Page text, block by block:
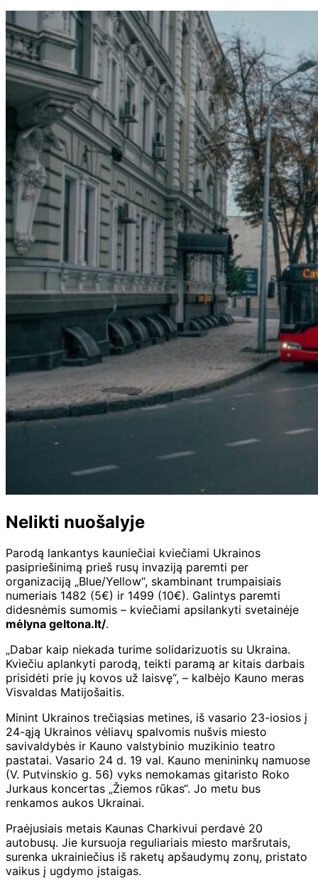
Nelikti nuošalyje
Parodą lankantys kauniečiai kviečiami Ukrainos
pasipriešinimą prieš rusų invaziją paremti per
organizaciją „Blue/Yellow“, skambinant trumpaisiais
numeriais 1482 (5€) ir 1499 (10€). Galintys paremti
didesnėmis sumomis – kviečiami apsilankyti svetainėje
mėlyna geltona.lt/.
„Dabar kaip niekada turime solidarizuotis su Ukraina.
Kviečiu aplankyti parodą, teikti paramą ar kitais darbais
prisidėti prie jų kovos už laisvę“, – kalbėjo Kauno meras
Visvaldas Matijošaitis.
Minint Ukrainos trečiąsias metines, iš vasario 23-iosios į
24-ąją Ukrainos vėliavų spalvomis nušvis miesto
savivaldybės ir Kauno valstybinio muzikinio teatro
pastatai. Vasario 24 d. 19 val. Kauno menininkų namuose
(V. Putvinskio g. 56) vyks nemokamas gitaristo Roko
Jurkaus koncertas „Žiemos rūkas“. Jo metu bus
renkamos aukos Ukrainai.
Praėjusiais metais Kaunas Charkivui perdavė 20
autobusų. Jie kursuoja reguliariais miesto maršrutais,
surenka ukrainiečius iš raketų apšaudymų zonų, pristato
vaikus į ugdymo įstaigas.